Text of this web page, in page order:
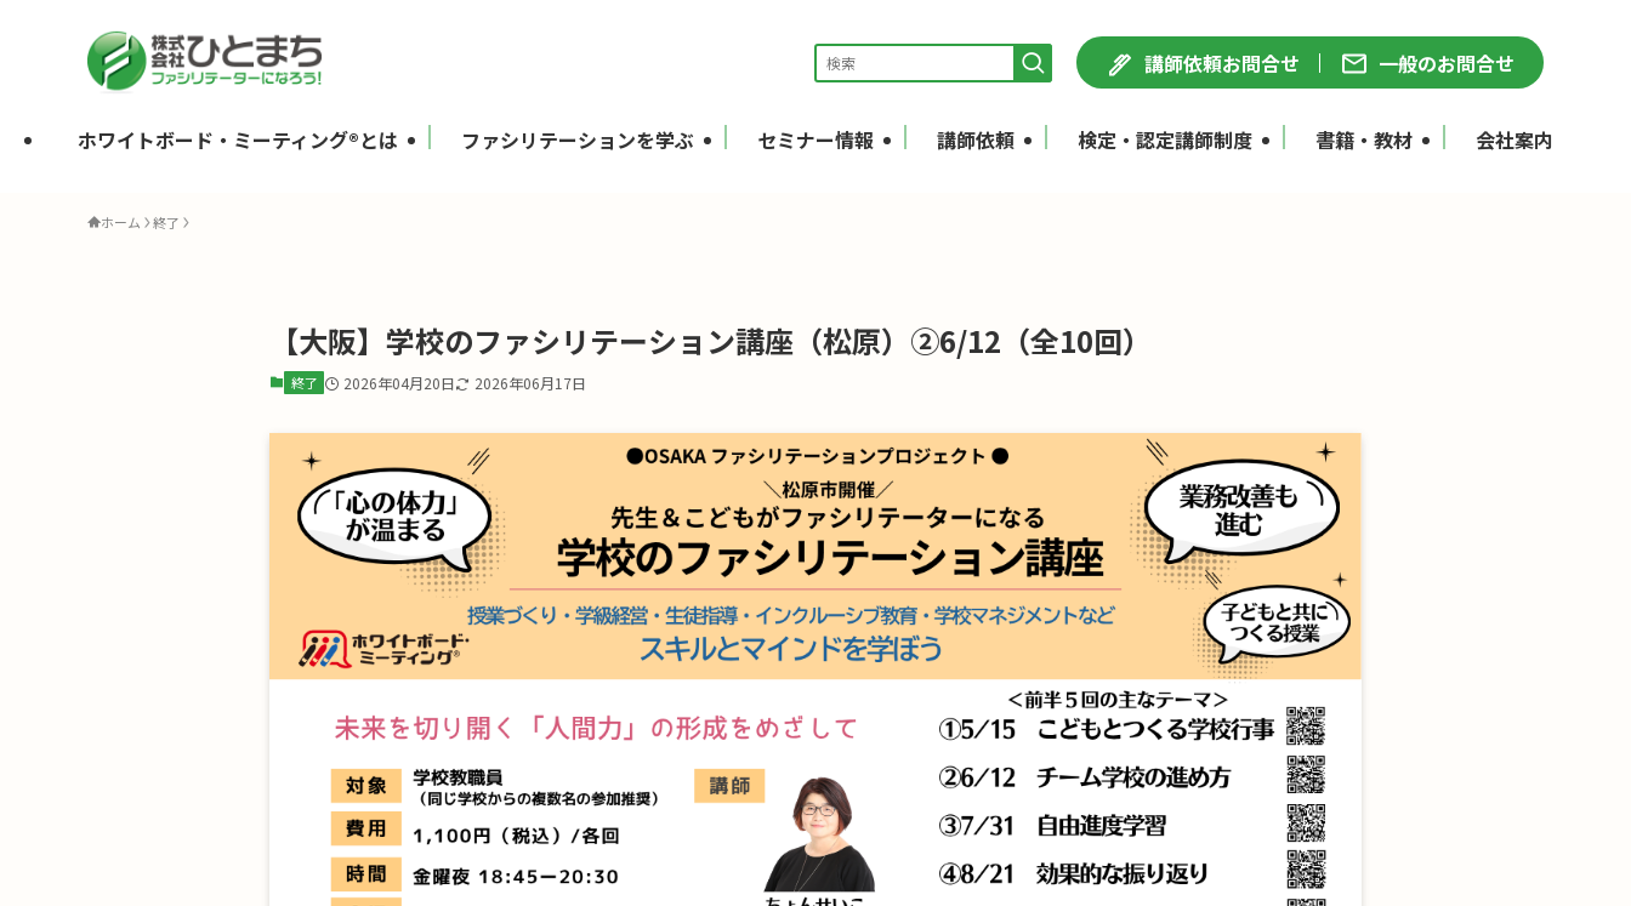
講師依頼お問合せ 一般のお問合せ
ホワイトボード・ミーティング®とは ファシリテーションを学ぶ セミナー情報 講師依頼 検定・認定講師制度 書籍・教材 会社案内
ホーム 終了
【大阪】学校のファシリテーション講座（松原）②6/12（全10回）
終了 2026年04月20日 2026年06月17日